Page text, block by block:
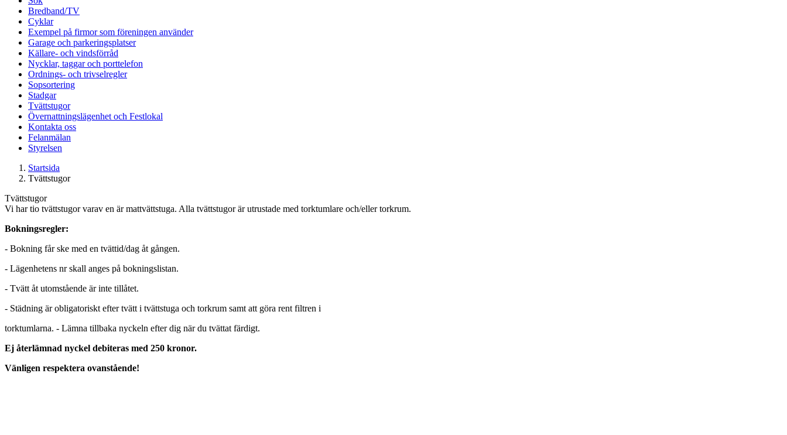
Bredband/TV
Cyklar
Exempel på firmor som föreningen använder
Garage och parkeringsplatser
Källare- och vindsförråd
Nycklar, taggar och porttelefon
Ordnings- och trivselregler
Sopsortering
Stadgar
Tvättstugor
Övernattningslägenhet och Festlokal
Kontakta oss
Felanmälan
Styrelsen
Startsida
Tvättstugor
Tvättstugor
Vi har tio tvättstugor varav en är mattvättstuga. Alla tvättstugor är utrustade med torktumlare och/eller torkrum.
Bokningsregler:
- Bokning får ske med en tvättid/dag åt gången.
- Lägenhetens nr skall anges på bokningslistan.
- Tvätt åt utomstående är inte tillåtet.
- Städning är obligatoriskt efter tvätt i tvättstuga och torkrum samt att göra rent filtren i
torktumlarna. - Lämna tillbaka nyckeln efter dig när du tvättat färdigt.
Ej återlämnad nyckel debiteras med 250 kronor.
Vänligen respektera ovanstående!